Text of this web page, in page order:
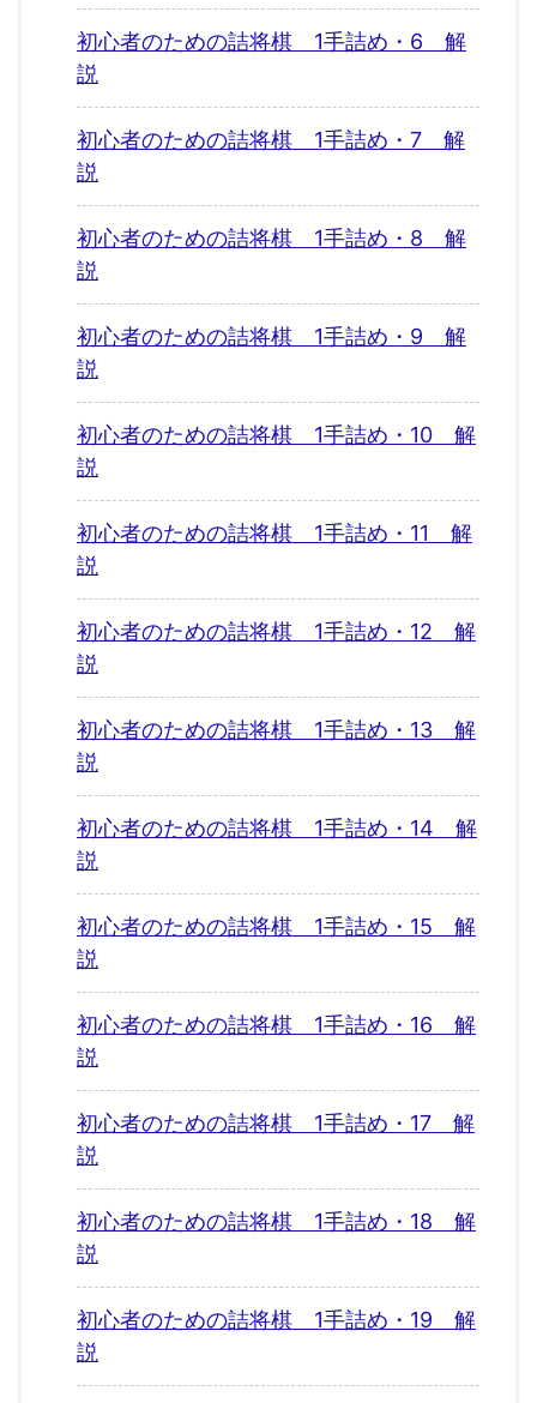
初心者のための詰将棋 1手詰め・6 解
説
初心者のための詰将棋 1手詰め・7 解
説
初心者のための詰将棋 1手詰め・8 解
説
初心者のための詰将棋 1手詰め・9 解
説
初心者のための詰将棋 1手詰め・10 解
説
初心者のための詰将棋 1手詰め・11 解
説
初心者のための詰将棋 1手詰め・12 解
説
初心者のための詰将棋 1手詰め・13 解
説
初心者のための詰将棋 1手詰め・14 解
説
初心者のための詰将棋 1手詰め・15 解
説
初心者のための詰将棋 1手詰め・16 解
説
初心者のための詰将棋 1手詰め・17 解
説
初心者のための詰将棋 1手詰め・18 解
説
初心者のための詰将棋 1手詰め・19 解
説